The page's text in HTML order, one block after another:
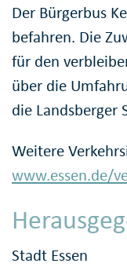
Der Bürgerbus
befahren. Die
für den
über die
die Landsberger
Weitere
www.essen.de/
Stadt Essen